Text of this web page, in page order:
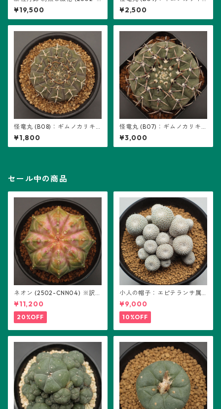
B01)：ギムノカリキウム属 ※
実生
¥19,500
ウム属 ※実生
¥2,500
怪竜丸 (B08)：ギムノカリキ
ウム属 ※実生
¥1,800
怪竜丸 (B07)：ギムノカリキ
ウム属 ※実生
¥3,000
セール中の商品
ネオン (2502-CNN04) ※訳あ
り：ギムノカリキウム属 ※実
生
¥11,200
20%OFF
小人の帽子：エピテランサ属
(B01)
¥9,000
10%OFF